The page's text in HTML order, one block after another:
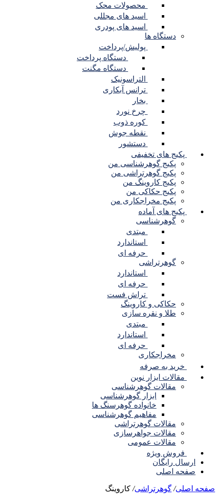
محصولات محک
اسید های مجللی
اسید های پودری
دستگاه ها
پولیش/پرداخت
دستگاه پرداخت
دستگاه مگنت
التراسونیک
ترانس آبکاری
چرخ نورد
کوره ذوب
نقطه جوش
دستشور
های تخفیفی
پکیج گوهرشناسی من
پکیج گوهرتراشی من
پکیج کاروینگ من
پکیج حکاکی من
پکیج مخراجکاری من
های آماده
گوهرشناسی
مبتدی
استاندارد
حرفه ای
گوهرتراشی
استاندارد
حرفه ای
تراش فست
حکاکی و کاروینگ
طلا و نقره سازی
مبتدی
استاندارد
حرفه ای
مخراجکاری
به صرفه
ابزار نوین
مقالات گوهرشناسی
ابزار گوهرشناسی
خانواده گوهرسنگ ها
مفاهیم گوهرشناسی
مقالات گوهرتراشی
مقالات جواهرسازی
مقالات عمومی
ویژه
رایگان
اصلی
/ گوهرتراشی/ کاروینگ